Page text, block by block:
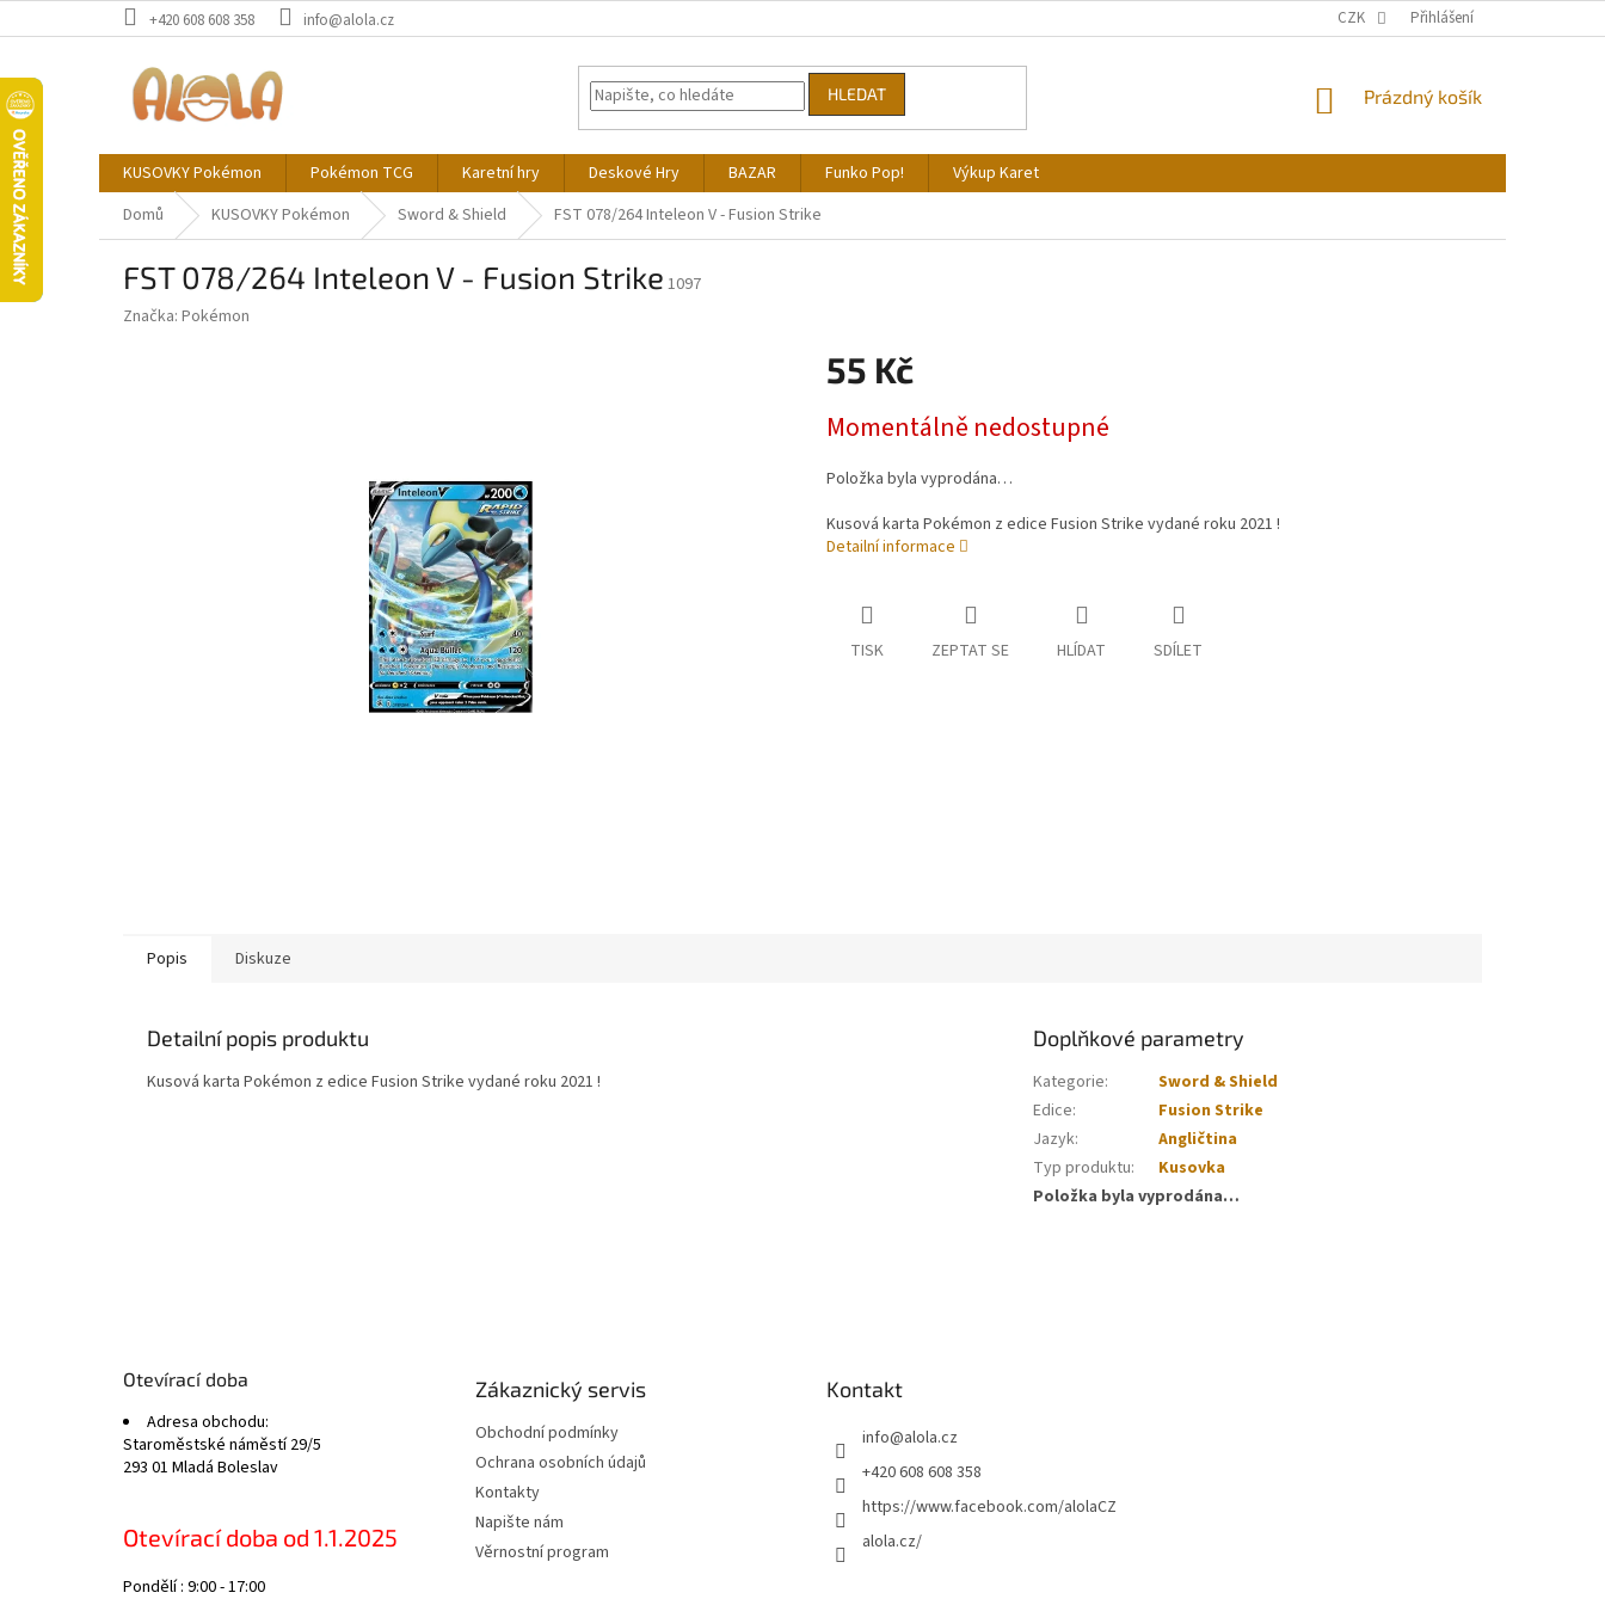
na
+420 608 608 358 info@alola.cz CZK Přihlášení
HLEDAT
NÁKUPNÍ
Prázdný košík
KUSOVKY Pokémon Pokémon TCG Karetní hry Deskové Hry BAZAR Funko Pop!
Výkup Karet
Domů
KUSOVKY Pokémon Sword & Shield FST 078/264 Inteleon V - Fusion Strike
FST 078/264 Inteleon V - Fusion Strike 1097
Značka: Pokémon
55 Kč
cena:
Momentálně nedostupné
Položka byla vyprodána…
Kusová karta Pokémon z edice Fusion Strike vydané roku 2021 !
Detailní informace
TISK ZEPTAT SE HLÍDAT SDÍLET
Popis Diskuze
Detailní popis produktu
Kusová karta Pokémon z edice Fusion Strike vydané roku 2021 !
Doplňkové parametry
Kategorie:
Sword & Shield
Edice:
Fusion Strike
Jazyk:
Angličtina
Typ produktu:
Kusovka
Položka byla vyprodána…
Otevírací doba
Adresa obchodu:
Staroměstské náměstí 29/5
293 01 Mladá Boleslav
Otevírací doba od 1.1.2025
Pondělí : 9:00 - 17:00
Zákaznický servis
Obchodní podmínky
Ochrana osobních údajů
Kontakty
Napište nám
Věrnostní program
Kontakt
info@alola.cz
+420 608 608 358
https://www.facebook.com/alolaCZ
alola.cz/